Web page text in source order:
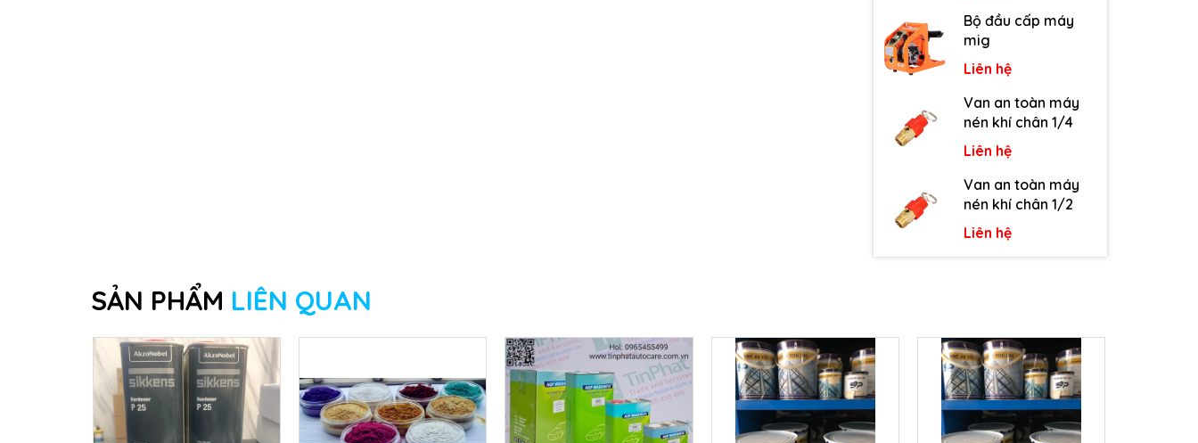
Bộ đầu cấp máy
mig
Liên hệ
Van an toàn máy
nén khí chân 1/4
Liên hệ
Van an toàn máy
nén khí chân 1/2
Liên hệ
SẢN PHẨM LIÊN QUAN